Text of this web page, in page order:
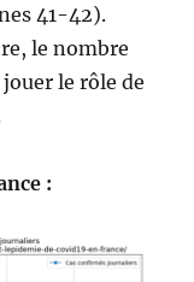
41-42).
le nombre
le rôle de
: